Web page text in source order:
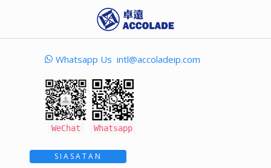
Whatsapp Us intl@accoladeip.com
WeChat Whatsapp
SIASATAN